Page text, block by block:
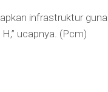
infrastruktur guna
ucapnya. (Pcm)